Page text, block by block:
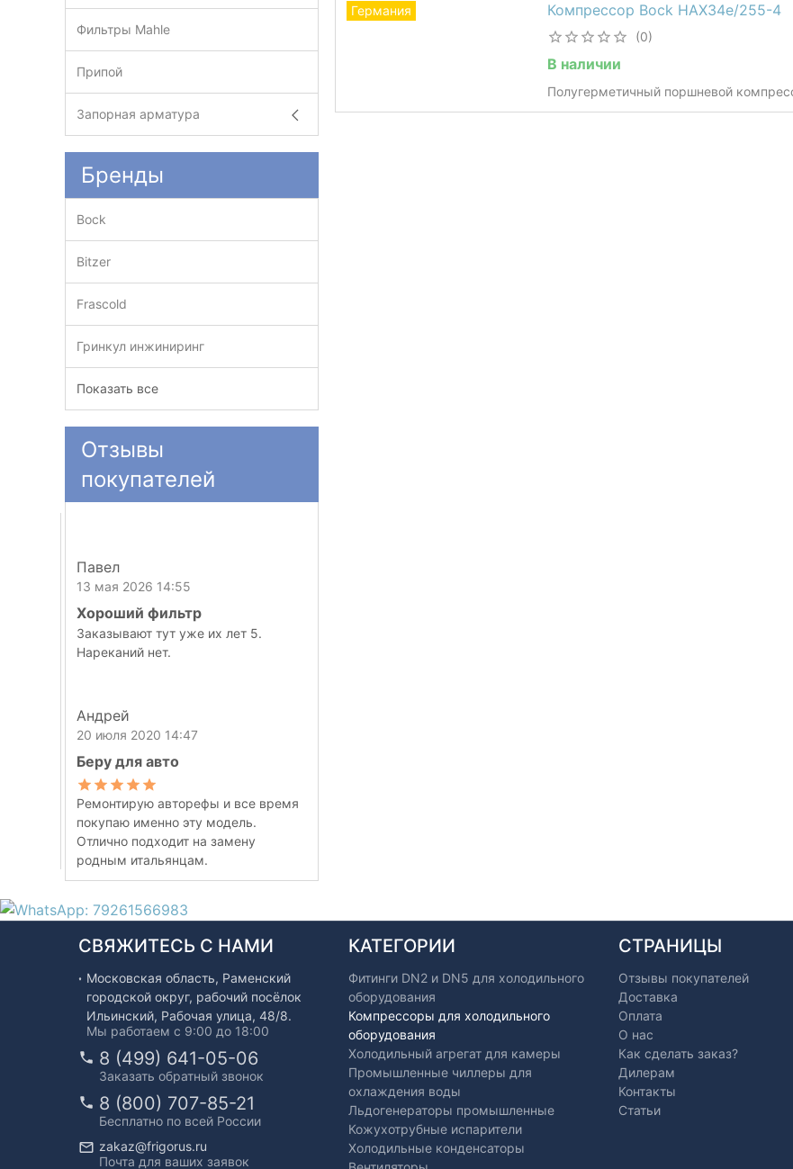
Компрессор Bock HAX34e/255-4
(0)
В наличии
Полугерметичный поршневой
Германия
Фильтры Mahle
Припой
Запорная арматура
Бренды
Bock
Bitzer
Frascold
Гринкул инжиниринг
Показать все
Отзывы
покупателей
Павел
13 мая 2026 14:55
Хороший фильтр
Заказывают тут уже их лет 5.
Нареканий нет.
Андрей
20 июля 2020 14:47
Беру для авто
Ремонтирую авторефы и все время
покупаю именно эту модель.
Отлично подходит на замену
родным итальянцам.
СВЯЖИТЕСЬ С НАМИ
Московская область, Раменский
городской округ, рабочий посёлок
Ильинский, Рабочая улица, 48/8.
Мы работаем с 9:00 до 18:00
8 (499) 641-05-06
Заказать обратный звонок
8 (800) 707-85-21
Бесплатно по всей России
zakaz@frigorus.ru
Почта для ваших заявок
КАТЕГОРИИ
Фитинги DN2 и DN5 для холодильного
оборудования
Компрессоры для холодильного
оборудования
Холодильный агрегат для камеры
Промышленные чиллеры для
охлаждения воды
Льдогенераторы промышленные
Кожухотрубные испарители
Холодильные конденсаторы
СТРАНИЦЫ
Отзывы покупателей
Доставка
Оплата
О нас
Как сделать заказ?
Дилерам
Контакты
Статьи